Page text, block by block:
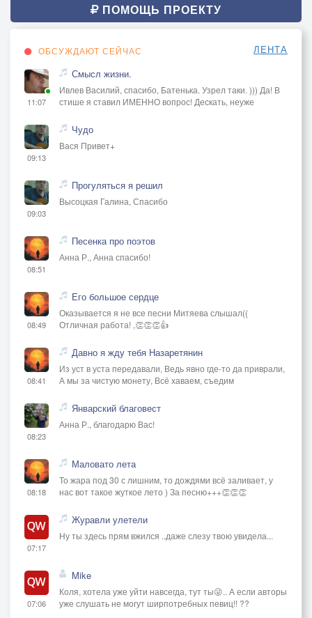
ПОМОЩЬ ПРОЕКТУ
ОБСУЖДАЮТ СЕЙЧАС ЛЕНТА
11:07
Смысл жизни.
Ивлев Василий, спасибо, Батенька. Узрел таки. ))) Да! В
стише я ставил ИМЕННО вопрос! Дескать, неуже
09:13
Чудо
Вася Привет+
09:03
Прогуляться я решил
Высоцкая Галина, Спасибо
08:51
Песенка про поэтов
Анна Р., Анна спасибо!
08:49
Его большое сердце
Оказывается я не все песни Митяева слышал((
Отличная работа! ,👏👏👏👍
08:41
Давно я жду тебя Назаретянин
Из уст в уста передавали, Ведь явно где-то да приврали,
А мы за чистую монету, Всё хаваем, съедим
08:23
Январский благовест
Анна Р., благодарю Вас!
08:18
Маловато лета
То жара под 30 с лишним, то дождями всё заливает, у
нас вот такое жуткое лето ) За песню+++👏👏👏
07:17
Журавли улетели
Ну ты здесь прям вжился ..даже слезу твою увидела...
07:06
Mike
Коля, хотела уже уйти навсегда, тут ты😜.. А если авторы
уже слушать не могут ширпотребных певиц!! ??